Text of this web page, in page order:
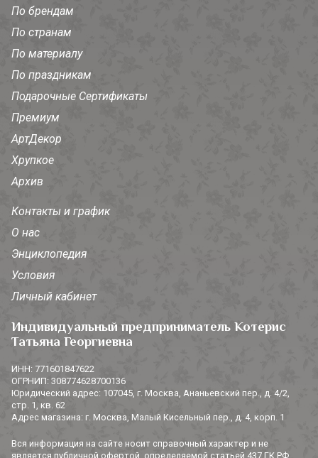
По брендам
По странам
По материалу
По праздникам
Подарочные Сертификаты
Премиум
АртДекор
Хрупкое
Архив
Контакты и график
О нас
Энциклопедия
Условия
Личный кабинет
Индивидуальный предприниматель Котерис
Татьяна Георгиевна
ИНН: 771601847622
ОГРНИП: 308774628700136
Юридический адрес: 107045, г. Москва, Ананьевский пер., д. 4/2,
стр. 1, кв. 62
Адрес магазина: г. Москва, Малый Кисельный пер., д. 4, корп. 1
Вся информация на сайте носит справочный характер и не
является публичной офертой, определяемой статьей 437 ГК РФ.